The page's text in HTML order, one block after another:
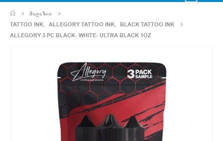
ᲛᲐᲦᲐᲖᲘᲐ
TATTOO INK, ALLEGORY TATTOO INK, BLACK TATTOO INK
ALLEGORY 3 PC BLACK- WHITE- ULTRA BLACK 1OZ